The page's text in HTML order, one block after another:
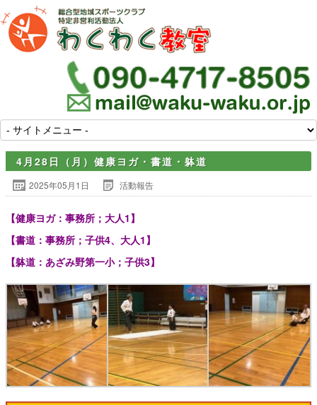
4月28日（月）健康ヨガ・書道・躰道
2025年05月1日 活動報告
【健康ヨガ：事務所；大人1】
【書道：事務所；子供4、大人1】
【躰道：あざみ野第一小；子供3】